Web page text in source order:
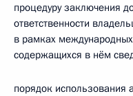
процедуру заключения
ответственности
в рамках
содержащихся в нём
порядок использования